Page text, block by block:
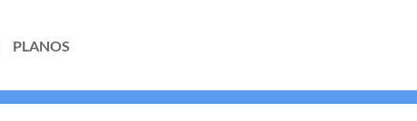
PLANOS